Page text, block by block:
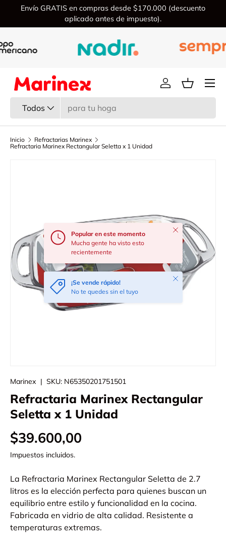
Ir al contenido
Envío GRATIS en compras desde $170.000 (descuento
aplicado antes de impuesto).
Todos
Iniciar sesión
Cesta
Menú
Inicio
Refractarias Marinex
Refractaria Marinex Rectangular Seletta x 1 Unidad
Popular en este momento
Mucha gente ha visto esto
recientemente
Cerrar
¡Se vende rápido!
No te quedes sin el tuyo
Cerrar
Marinex | SKU: N65350201751501
Refractaria Marinex Rectangular
Seletta x 1 Unidad
$39.600,00
Impuestos incluidos.
La Refractaria Marinex Rectangular Seletta de 2.7
litros es la elección perfecta para quienes buscan un
equilibrio entre estilo y funcionalidad en la cocina.
Fabricada en vidrio de alta calidad. Resistente a
temperaturas extremas.